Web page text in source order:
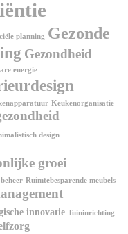
planning Gezonde
Gezondheid
energie
Keukenorganisatie
design
groei
Ruimtebesparende meubels
innovatie Tuininrichting